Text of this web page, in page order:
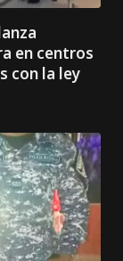
en centros
con la ley